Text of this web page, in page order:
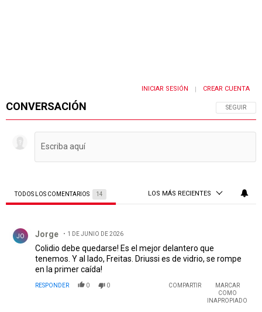
CONVERSACIÓN SIGA ESTA
SEGUIR
INICIAR SESIÓN | CREAR CUENTA
TODOS LOS COMENTARIOS 14 LOS MÁS RECIENTES
JO Jorge 1 DE JUNIO DE 2026
Colidio debe quedarse! Es el mejor delantero que
tenemos. Y al lado, Freitas. Driussi es de vidrio, se rompe
en la primer caída!
RESPONDER 0 0 COMPARTIR
MARCAR
COMO
INAPROPIADO